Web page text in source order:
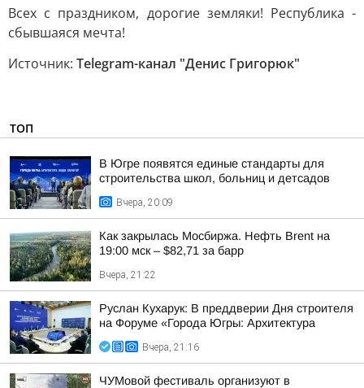
Всех с праздником, дорогие земляки! Республика -
сбывшаяся мечта!
Источник: Telegram-канал "Денис Григорюк"
ТОП
В Югре появятся единые стандарты для
строительства школ, больниц и детсадов
Вчера, 20:09
Как закрылась Мосбиржа. Нефть Brent на
19:00 мск – $82,71 за барр
Вчера, 21:22
Руслан Кухарук: В преддверии Дня строителя
на Форуме «Города Югры: Архитектура
Вчера, 21:16
ЧУМовой фестиваль организуют в